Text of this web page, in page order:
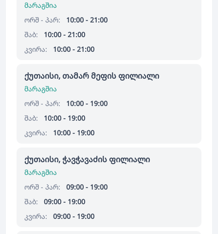
მარაგშია
ორშ - პარ:
10:00 - 21:00
შაბ:
10:00 - 21:00
კვირა:
10:00 - 21:00
ქუთაისი, თამარ მეფის ფილიალი
მარაგშია
ორშ - პარ:
10:00 - 19:00
შაბ:
10:00 - 19:00
კვირა:
10:00 - 19:00
ქუთაისი, ჭავჭავაძის ფილიალი
მარაგშია
ორშ - პარ:
09:00 - 19:00
შაბ:
09:00 - 19:00
კვირა:
09:00 - 19:00